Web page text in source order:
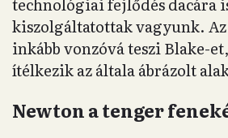
kiszolgáltatottak vagyunk.
inkább vonzóvá teszi Blake-
ítélkezik az általa ábrázolt
Newton a tenger